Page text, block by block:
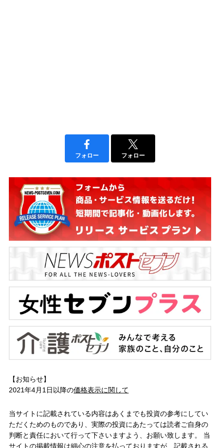
フォロー フォロー
【お知らせ】
2021年4月1日以降の価格表示に関して
当サイトに記載されている内容はあくまでも投資の参考にしてい
ただくためのものであり、実際の投資にあたっては読者ご自身の
判断と責任において行って下さいますよう、お願い致します。 当
サイトの掲載情報は細心の注意を払っておりますが、記載される